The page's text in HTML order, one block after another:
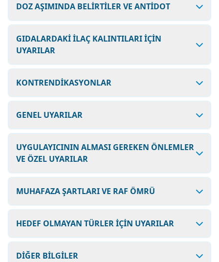
DOZ AŞIMINDA BELİRTİLER VE ANTİDOT
GIDALARDAKİ İLAÇ KALINTILARI İÇİN
UYARILAR
KONTRENDİKASYONLAR
GENEL UYARILAR
UYGULAYICININ ALMASI GEREKEN ÖNLEMLER
VE ÖZEL UYARILAR
MUHAFAZA ŞARTLARI VE RAF ÖMRÜ
HEDEF OLMAYAN TÜRLER İÇİN UYARILAR
DİĞER BİLGİLER